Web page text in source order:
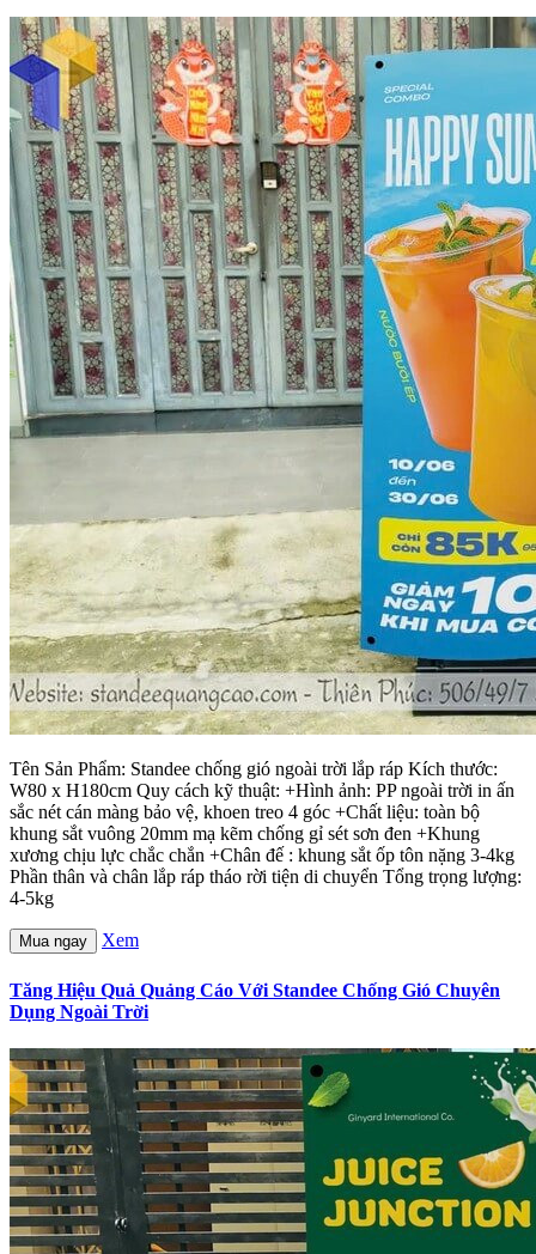
Tên Sản Phẩm: Standee chống gió ngoài trời lắp ráp Kích thước:
W80 x H180cm Quy cách kỹ thuật: +Hình ảnh: PP ngoài trời in ấn
sắc nét cán màng bảo vệ, khoen treo 4 góc +Chất liệu: toàn bộ
khung sắt vuông 20mm mạ kẽm chống gỉ sét sơn đen +Khung
xương chịu lực chắc chắn +Chân đế : khung sắt ốp tôn nặng 3-4kg
Phần thân và chân lắp ráp tháo rời tiện di chuyển Tổng trọng lượng:
4-5kg
Mua ngay Xem
Tăng Hiệu Quả Quảng Cáo Với Standee Chống Gió Chuyên
Dụng Ngoài Trời